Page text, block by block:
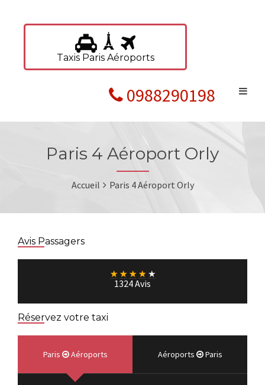
Taxis Paris Aéroports
0988290198
Paris 4 Aéroport Orly
Accueil Paris 4 Aéroport Orly
Avis Passagers
★ ★ ★ ★ ★
1324 Avis
Réservez votre taxi
Paris Aéroports Aéroports Paris